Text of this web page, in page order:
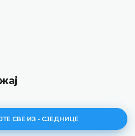
СВЕ ИЗ - СЈЕДНИЦЕ